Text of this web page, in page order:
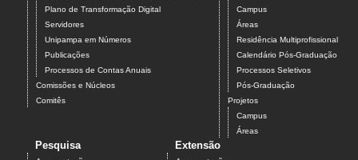
Plano de Transformação Digital
Servidores
Unipampa em Números
Publicações
Processos de Contas Anuais
Comissões e Núcleos
Comitês
Campus
Áreas
Residência Multiprofissional
Calendário Pós-Graduação
Processos Seletivos
Pós-Graduação
Projetos
Campus
Áreas
Pesquisa Extensão